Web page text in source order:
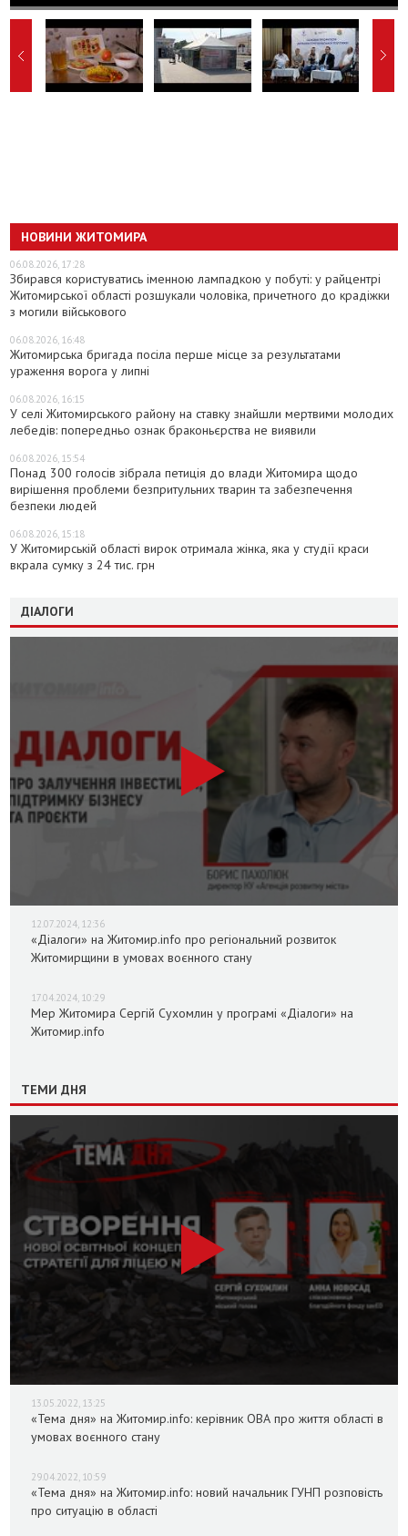
НОВИНИ ЖИТОМИРА
06.08.2026, 17:28
Збирався користуватись іменною лампадкою у побуті: у райцентрі
Житомирської області розшукали чоловіка, причетного до крадіжки
з могили військового
06.08.2026, 16:48
Житомирська бригада посіла перше місце за результатами
ураження ворога у липні
06.08.2026, 16:15
У селі Житомирського району на ставку знайшли мертвими молодих
лебедів: попередньо ознак браконьєрства не виявили
06.08.2026, 15:54
Понад 300 голосів зібрала петиція до влади Житомира щодо
вирішення проблеми безпритульних тварин та забезпечення
безпеки людей
06.08.2026, 15:18
У Житомирській області вирок отримала жінка, яка у студії краси
вкрала сумку з 24 тис. грн
ДІАЛОГИ
12.07.2024, 12:36
«Діалоги» на Житомир.info про регіональний розвиток
Житомирщини в умовах воєнного стану
17.04.2024, 10:29
Мер Житомира Сергій Сухомлин у програмі «Діалоги» на
Житомир.info
ТЕМИ ДНЯ
13.05.2022, 13:25
«Тема дня» на Житомир.info: керівник ОВА про життя області в
умовах воєнного стану
29.04.2022, 10:59
«Тема дня» на Житомир.info: новий начальник ГУНП розповість
про ситуацію в області